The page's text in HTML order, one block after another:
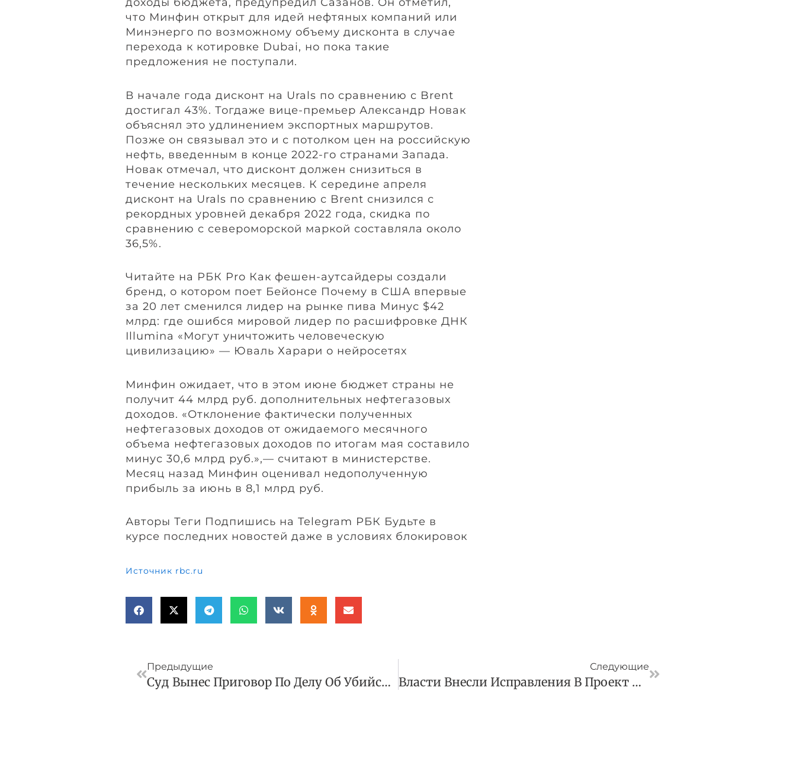
что Минфин открыт для идей нефтяных компаний или
Минэнерго по возможному объему дисконта в случае
перехода к котировке Dubai, но пока такие
предложения не поступали.
В начале года дисконт на Urals по сравнению с Brent
достигал 43%. Тогдаже вице-премьер Александр Новак
объяснял это удлинением экспортных маршрутов.
Позже он связывал это и с потолком цен на российскую
нефть, введенным в конце 2022-го странами Запада.
Новак отмечал, что дисконт должен снизиться в
течение нескольких месяцев. К середине апреля
дисконт на Urals по сравнению с Brent снизился с
рекордных уровней декабря 2022 года, скидка по
сравнению с североморской маркой составляла около
36,5%.
Читайте на РБК Pro Как фешен-аутсайдеры создали
бренд, о котором поет Бейонсе Почему в США впервые
за 20 лет сменился лидер на рынке пива Минус $42
млрд: где ошибся мировой лидер по расшифровке ДНК
Illumina «Могут уничтожить человеческую
цивилизацию» — Юваль Харари о нейросетях
Минфин ожидает, что в этом июне бюджет страны не
получит 44 млрд руб. дополнительных нефтегазовых
доходов. «Отклонение фактически полученных
нефтегазовых доходов от ожидаемого месячного
объема нефтегазовых доходов по итогам мая составило
минус 30,6 млрд руб.»,— считают в министерстве.
Месяц назад Минфин оценивал недополученную
прибыль за июнь в 8,1 млрд руб.
Авторы Теги Подпишись на Telegram РБК Будьте в
курсе последних новостей даже в условиях блокировок
Источник rbc.ru
Предыдущие
Суд Вынес Приговор По Делу Об Убийстве Бизнесмена И Похищении Адвоката
Следующие
Власти Внесли Исправления В Проект О Долгосрочных Сбережениях Россиян